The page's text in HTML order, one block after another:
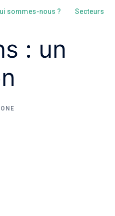
sommes-nous ? Secteurs
: un